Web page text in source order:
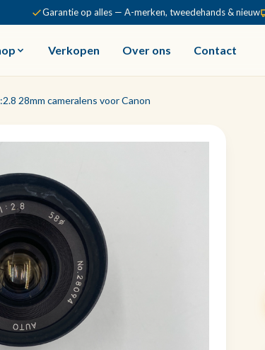
Garantie op alles — A-merken, tweedehands & nieuw
Verkopen Over ons Contact
28mm cameralens voor Canon